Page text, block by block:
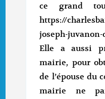
ce grand
https://
joseph-
Elle a aussi
mairie, pour
de l’épouse du
mairie ne